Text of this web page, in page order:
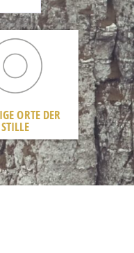
ORTE DER
STILLE